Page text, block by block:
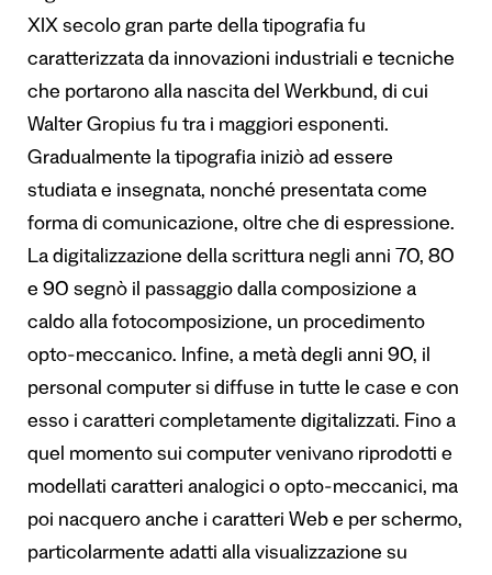
XIX secolo gran parte della tipografia fu
caratterizzata da innovazioni industriali e tecniche
che portarono alla nascita del Werkbund, di cui
Walter Gropius fu tra i maggiori esponenti.
Gradualmente la tipografia iniziò ad essere
studiata e insegnata, nonché presentata come
forma di comunicazione, oltre che di espressione.
La digitalizzazione della scrittura negli anni 70, 80
e 90 segnò il passaggio dalla composizione a
caldo alla fotocomposizione, un procedimento
opto-meccanico. Infine, a metà degli anni 90, il
personal computer si diffuse in tutte le case e con
esso i caratteri completamente digitalizzati. Fino a
quel momento sui computer venivano riprodotti e
modellati caratteri analogici o opto-meccanici, ma
poi nacquero anche i caratteri Web e per schermo,
particolarmente adatti alla visualizzazione su